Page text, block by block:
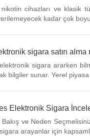
cihazları ve klasik
kadar çok
sigara satın alma
sigara ararken
bilgiler sunar. Yerel
Elektronik Sigara
Bakış ve Neden
arayanlar için